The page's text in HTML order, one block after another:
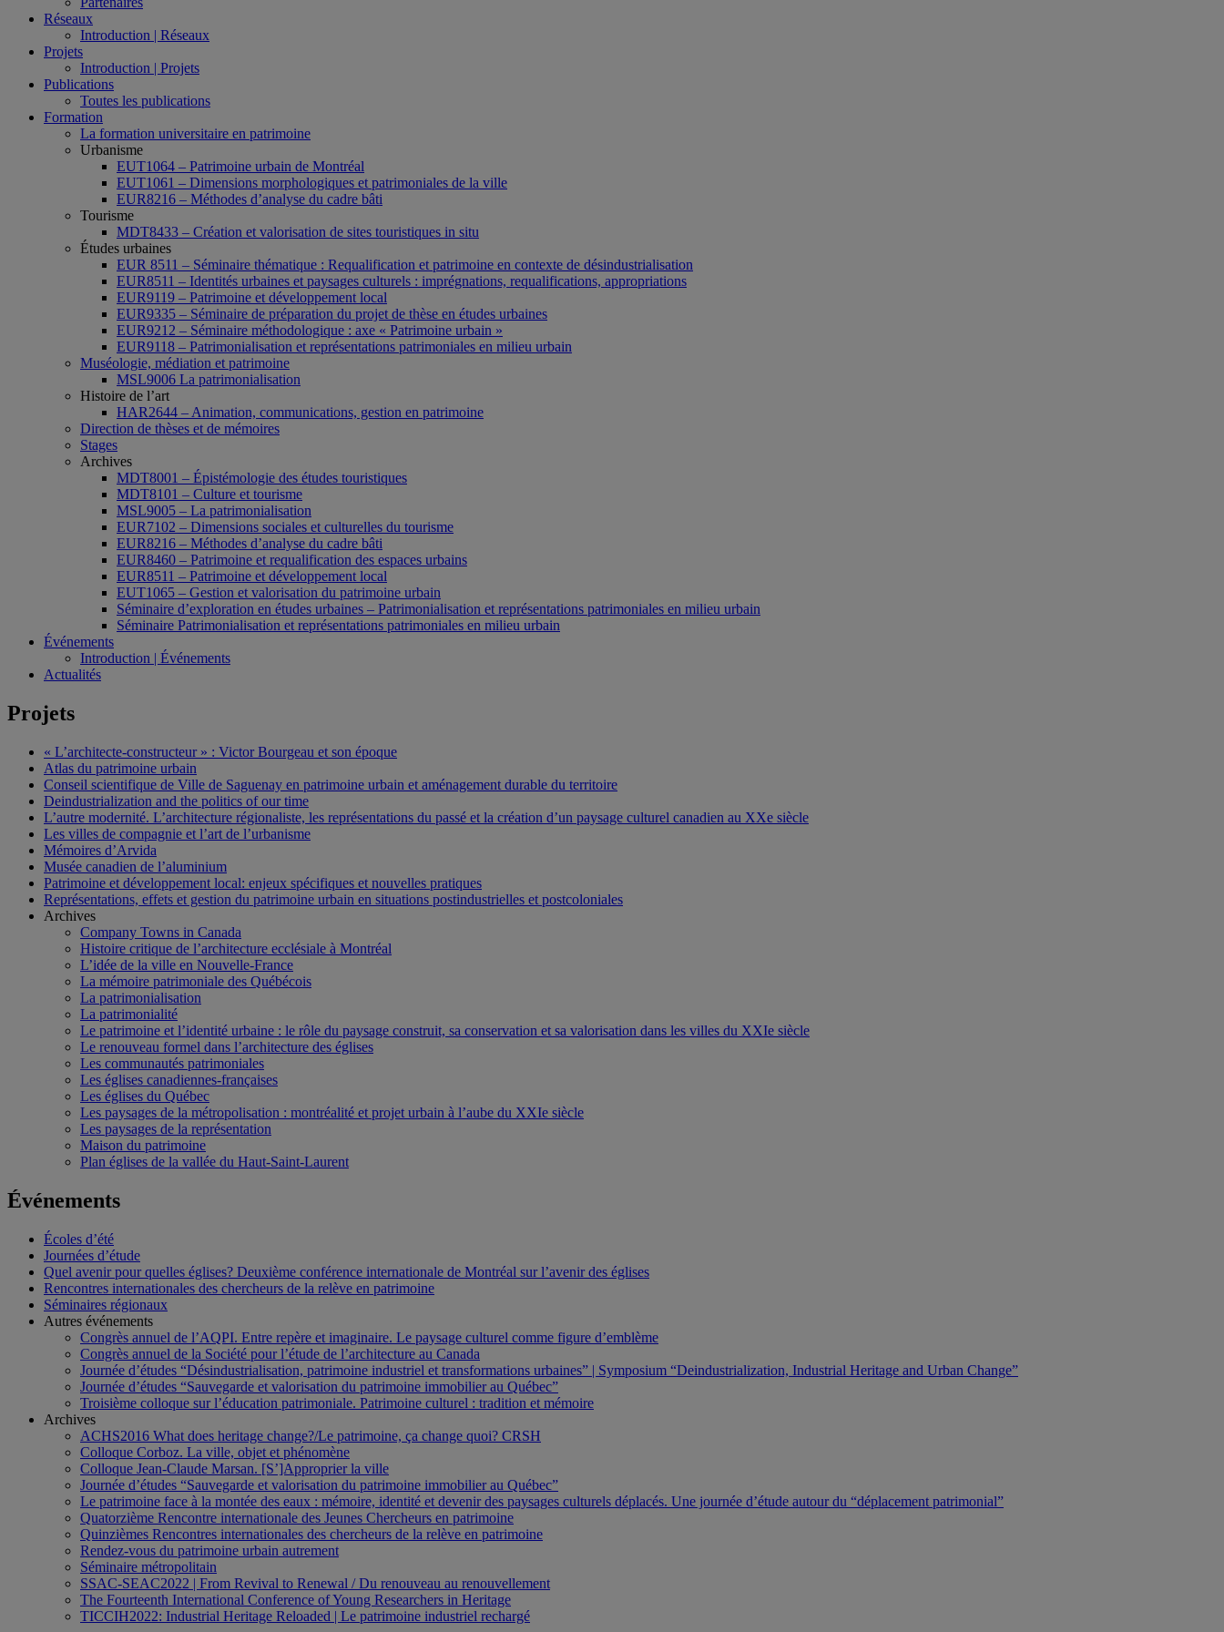
Réseaux
Introduction | Réseaux
Projets
Introduction | Projets
Publications
Toutes les publications
Formation
La formation universitaire en patrimoine
Urbanisme
EUT1064 – Patrimoine urbain de Montréal
EUT1061 – Dimensions morphologiques et patrimoniales de la ville
EUR8216 – Méthodes d’analyse du cadre bâti
Tourisme
MDT8433 – Création et valorisation de sites touristiques in situ
Études urbaines
EUR 8511 – Séminaire thématique : Requalification et patrimoine en contexte de désindustrialisation
EUR8511 – Identités urbaines et paysages culturels : imprégnations, requalifications, appropriations
EUR9119 – Patrimoine et développement local
EUR9335 – Séminaire de préparation du projet de thèse en études urbaines
EUR9212 – Séminaire méthodologique : axe « Patrimoine urbain »
EUR9118 – Patrimonialisation et représentations patrimoniales en milieu urbain
Muséologie, médiation et patrimoine
MSL9006 La patrimonialisation
Histoire de l’art
HAR2644 – Animation, communications, gestion en patrimoine
Direction de thèses et de mémoires
Stages
Archives
MDT8001 – Épistémologie des études touristiques
MDT8101 – Culture et tourisme
MSL9005 – La patrimonialisation
EUR7102 – Dimensions sociales et culturelles du tourisme
EUR8216 – Méthodes d’analyse du cadre bâti
EUR8460 – Patrimoine et requalification des espaces urbains
EUR8511 – Patrimoine et développement local
EUT1065 – Gestion et valorisation du patrimoine urbain
Séminaire d’exploration en études urbaines – Patrimonialisation et représentations patrimoniales en milieu urbain
Séminaire Patrimonialisation et représentations patrimoniales en milieu urbain
Événements
Introduction | Événements
Actualités
Projets
« L’architecte-constructeur » : Victor Bourgeau et son époque
Atlas du patrimoine urbain
Conseil scientifique de Ville de Saguenay en patrimoine urbain et aménagement durable du territoire
Deindustrialization and the politics of our time
L’autre modernité. L’architecture régionaliste, les représentations du passé et la création d’un paysage culturel canadien au XXe siècle
Les villes de compagnie et l’art de l’urbanisme
Mémoires d’Arvida
Musée canadien de l’aluminium
Patrimoine et développement local: enjeux spécifiques et nouvelles pratiques
Représentations, effets et gestion du patrimoine urbain en situations postindustrielles et postcoloniales
Archives
Company Towns in Canada
Histoire critique de l’architecture ecclésiale à Montréal
L’idée de la ville en Nouvelle-France
La mémoire patrimoniale des Québécois
La patrimonialisation
La patrimonialité
Le patrimoine et l’identité urbaine : le rôle du paysage construit, sa conservation et sa valorisation dans les villes du XXIe siècle
Le renouveau formel dans l’architecture des églises
Les communautés patrimoniales
Les églises canadiennes-françaises
Les églises du Québec
Les paysages de la métropolisation : montréalité et projet urbain à l’aube du XXIe siècle
Les paysages de la représentation
Maison du patrimoine
Plan églises de la vallée du Haut-Saint-Laurent
Événements
Écoles d’été
Journées d’étude
Quel avenir pour quelles églises? Deuxième conférence internationale de Montréal sur l’avenir des églises
Rencontres internationales des chercheurs de la relève en patrimoine
Séminaires régionaux
Autres événements
Congrès annuel de l’AQPI. Entre repère et imaginaire. Le paysage culturel comme figure d’emblème
Congrès annuel de la Société pour l’étude de l’architecture au Canada
Journée d’études “Désindustrialisation, patrimoine industriel et transformations urbaines” | Symposium “Deindustrialization, Industrial Heritage and Urban Change”
Journée d’études “Sauvegarde et valorisation du patrimoine immobilier au Québec”
Troisième colloque sur l’éducation patrimoniale. Patrimoine culturel : tradition et mémoire
Archives
ACHS2016 What does heritage change?/Le patrimoine, ça change quoi? CRSH
Colloque Corboz. La ville, objet et phénomène
Colloque Jean-Claude Marsan. [S’]Approprier la ville
Journée d’études “Sauvegarde et valorisation du patrimoine immobilier au Québec”
Le patrimoine face à la montée des eaux : mémoire, identité et devenir des paysages culturels déplacés. Une journée d’étude autour du “déplacement patrimonial”
Quatorzième Rencontre internationale des Jeunes Chercheurs en patrimoine
Quinzièmes Rencontres internationales des chercheurs de la relève en patrimoine
Rendez-vous du patrimoine urbain autrement
Séminaire métropolitain
SSAC-SEAC2022 | From Revival to Renewal / Du renouveau au renouvellement
The Fourteenth International Conference of Young Researchers in Heritage
TICCIH2022: Industrial Heritage Reloaded | Le patrimoine industriel rechargé